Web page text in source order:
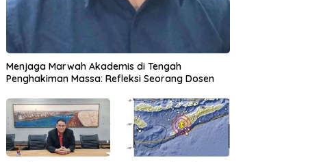
Menjaga Marwah Akademis di Tengah
Penghakiman Massa: Refleksi Seorang Dosen